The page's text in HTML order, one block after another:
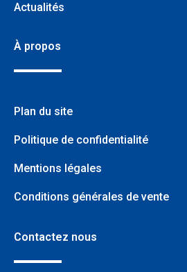
Actualités
À propos
Plan du site
Politique de confidentialité
Mentions légales
Conditions générales de vente
Contactez nous